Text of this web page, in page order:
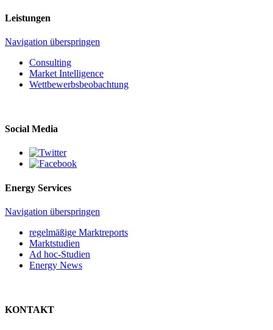
Leistungen
Navigation überspringen
Consulting
Market Intelligence
Wettbewerbs­beobachtung
Social Media
Energy Services
Navigation überspringen
regelmäßige Marktreports
Marktstudien
Ad hoc-Studien
Energy News
KONTAKT